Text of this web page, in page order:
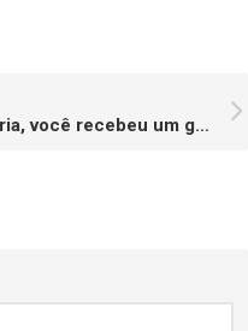
GIF Animado – Sorria, você recebeu um gif!